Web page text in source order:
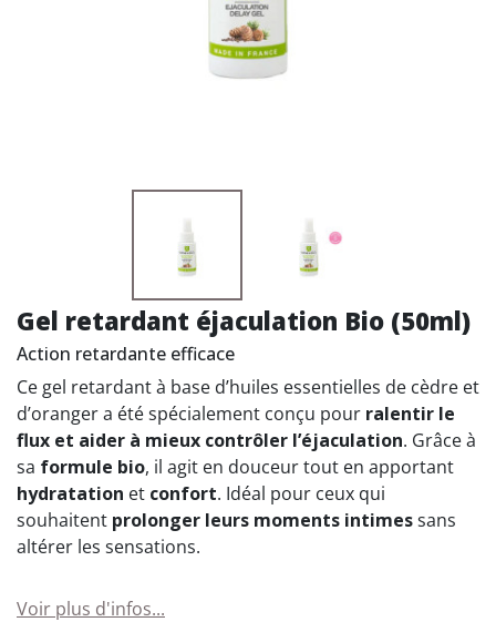
Gel retardant éjaculation Bio (50ml)
Action retardante efficace
Ce gel retardant à base d’huiles essentielles de cèdre et
d’oranger a été spécialement conçu pour ralentir le
flux et aider à mieux contrôler l’éjaculation. Grâce à
sa formule bio, il agit en douceur tout en apportant
hydratation et confort. Idéal pour ceux qui
souhaitent prolonger leurs moments intimessans
altérer les sensations.
Voir plus d'infos...